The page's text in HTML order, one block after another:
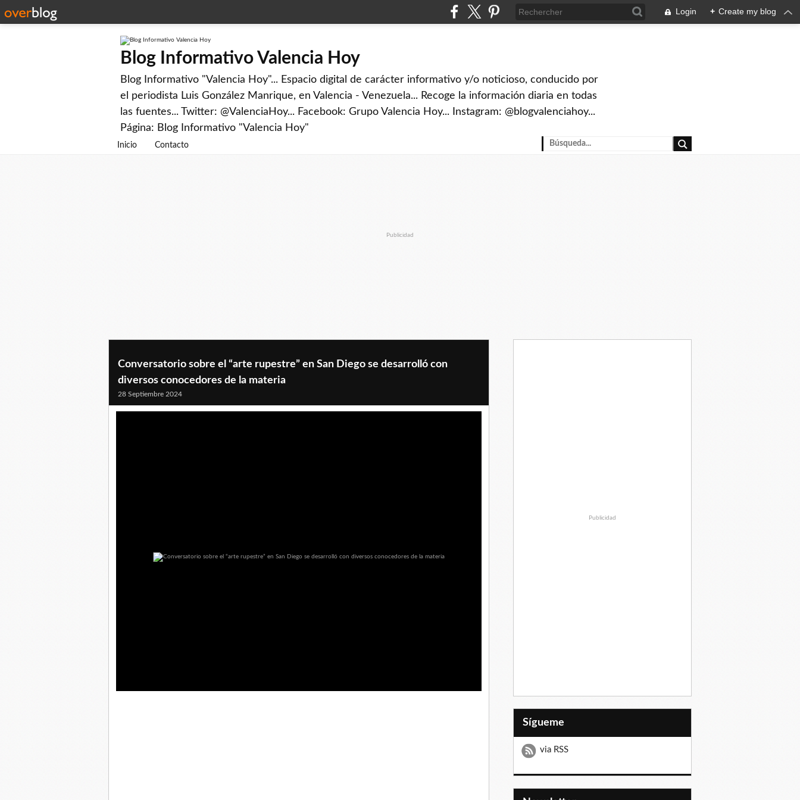
Login + Create my blog
Blog Informativo Valencia Hoy
Blog Informativo "Valencia Hoy"... Espacio digital de carácter informativo y/o noticioso, conducido por
el periodista Luis González Manrique, en Valencia - Venezuela... Recoge la información diaria en todas
las fuentes... Twitter: @ValenciaHoy... Facebook: Grupo Valencia Hoy... Instagram: @blogvalenciahoy...
Página: Blog Informativo "Valencia Hoy"
Inicio Contacto
Publicidad
Conversatorio sobre el “arte rupestre” en San Diego se desarrolló con
diversos conocedores de la materia
28 Septiembre 2024
Publicidad
Sígueme
via RSS